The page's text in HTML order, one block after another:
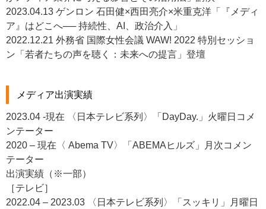
2023.04.13 ゲンロン 石田健×西田亮介×米重克洋「『メディ
ア』はどこへ── 持続性、AI、政治介入」
2022.12.21 外務省 国際女性会議 WAW! 2022 特別セッショ
ン「若者たちの声を聴く：未来への提言」登壇
メディア出演実績
2023.04 -現在 〈日本テレビ系列〉「DayDay.」火曜日コメ
ンテーター
2020 – 現在〈 Abema TV〉「ABEMAヒルズ」月次コメン
テーター
出演実績（※一部）
［テレビ］
2022.04 – 2023.03 〈日本テレビ系列〉「スッキリ」月曜日